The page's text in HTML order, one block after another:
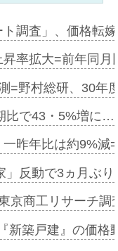
調査」、価格転
昇率拡大=前年同
=野村総研、30年
比で43・5%増に…
昨年比は約9%
」反動で3ヵ月ぶ
京商工リサーチ
新築戸建』の価